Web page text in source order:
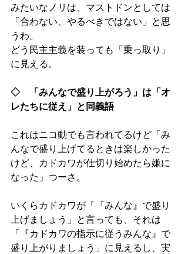
みたいなノリは、マストドンとしては
「合わない、やるべきではない」と思
うわ。
どう民主主義を装っても「乗っ取り」
に見える。
◇　「みんなで盛り上がろう」は「オ
レたちに従え」と同義語
これはニコ動でも言われてるけど「み
んなで盛り上げてるときは楽しかった
けど、カドカワが仕切り始めたら嫌に
なった」つーさ。
いくらカドカワが「『みんな』で盛り
上げましょう」と言っても、それは
「『カドカワの指示に従うみんな』で
盛り上がりましょう」に見えるし、実